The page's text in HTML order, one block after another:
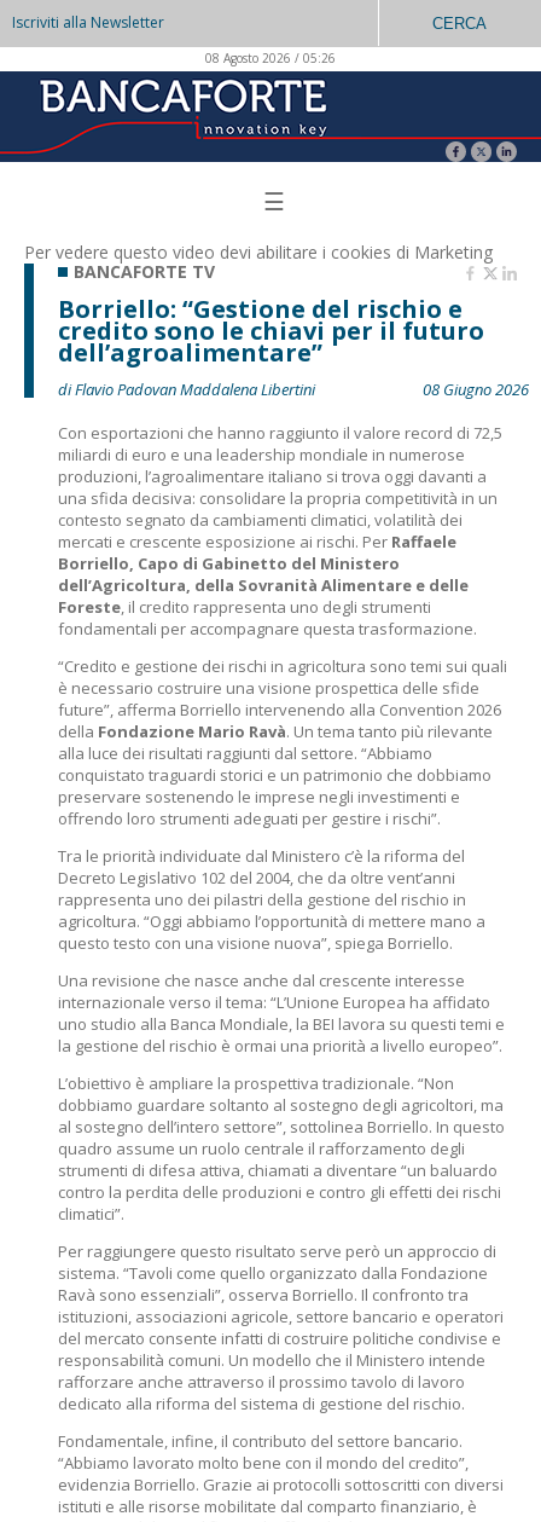
Iscriviti alla Newsletter CERCA
08 Agosto 2026 / 05:26
☰
Per vedere questo video devi abilitare i cookies di Marketing
BANCAFORTE TV
Borriello: “Gestione del rischio e
credito sono le chiavi per il futuro
dell’agroalimentare”
di Flavio Padovan Maddalena Libertini
08 Giugno 2026
Con esportazioni che hanno raggiunto il valore record di 72,5
miliardi di euro e una leadership mondiale in numerose
produzioni, l’agroalimentare italiano si trova oggi davanti a
una sfida decisiva: consolidare la propria competitività in un
contesto segnato da cambiamenti climatici, volatilità dei
mercati e crescente esposizione ai rischi. Per Raffaele
Borriello, Capo di Gabinetto del Ministero
dell’Agricoltura, della Sovranità Alimentare e delle
Foreste, il credito rappresenta uno degli strumenti
fondamentali per accompagnare questa trasformazione.
“Credito e gestione dei rischi in agricoltura sono temi sui quali
è necessario costruire una visione prospettica delle sfide
future”, afferma Borriello intervenendo alla Convention 2026
della Fondazione Mario Ravà. Un tema tanto più rilevante
alla luce dei risultati raggiunti dal settore. “Abbiamo
conquistato traguardi storici e un patrimonio che dobbiamo
preservare sostenendo le imprese negli investimenti e
offrendo loro strumenti adeguati per gestire i rischi”.
Tra le priorità individuate dal Ministero c’è la riforma del
Decreto Legislativo 102 del 2004, che da oltre vent’anni
rappresenta uno dei pilastri della gestione del rischio in
agricoltura. “Oggi abbiamo l’opportunità di mettere mano a
questo testo con una visione nuova”, spiega Borriello.
Una revisione che nasce anche dal crescente interesse
internazionale verso il tema: “L’Unione Europea ha affidato
uno studio alla Banca Mondiale, la BEI lavora su questi temi e
la gestione del rischio è ormai una priorità a livello europeo”.
L’obiettivo è ampliare la prospettiva tradizionale. “Non
dobbiamo guardare soltanto al sostegno degli agricoltori, ma
al sostegno dell’intero settore”, sottolinea Borriello. In questo
quadro assume un ruolo centrale il rafforzamento degli
strumenti di difesa attiva, chiamati a diventare “un baluardo
contro la perdita delle produzioni e contro gli effetti dei rischi
climatici”.
Per raggiungere questo risultato serve però un approccio di
sistema. “Tavoli come quello organizzato dalla Fondazione
Ravà sono essenziali”, osserva Borriello. Il confronto tra
istituzioni, associazioni agricole, settore bancario e operatori
del mercato consente infatti di costruire politiche condivise e
responsabilità comuni. Un modello che il Ministero intende
rafforzare anche attraverso il prossimo tavolo di lavoro
dedicato alla riforma del sistema di gestione del rischio.
Fondamentale, infine, il contributo del settore bancario.
“Abbiamo lavorato molto bene con il mondo del credito”,
evidenzia Borriello. Grazie ai protocolli sottoscritti con diversi
istituti e alle risorse mobilitate dal comparto finanziario, è